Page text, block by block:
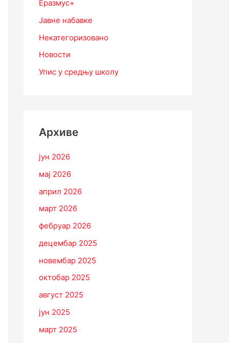
Еразмус+
Јавне набавке
Некатегоризовано
Новости
Упис у средњу школу
Архиве
јун 2026
мај 2026
април 2026
март 2026
фебруар 2026
децембар 2025
новембар 2025
октобар 2025
август 2025
јун 2025
март 2025